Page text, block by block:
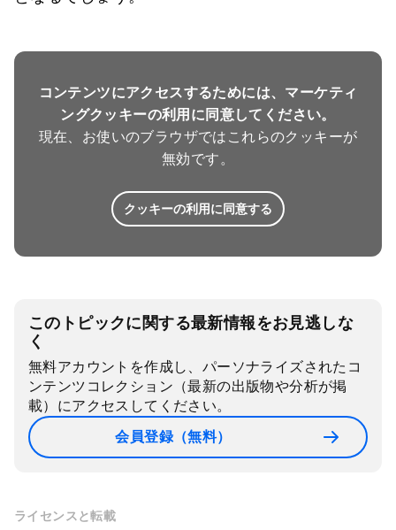
コンテンツにアクセスするためには、マーケティ
ングクッキーの利用に同意してください。
現在、お使いのブラウザではこれらのクッキーが
無効です。
クッキーの利用に同意する
このトピックに関する最新情報をお見逃しな
く
無料アカウントを作成し、パーソナライズされたコ
ンテンツコレクション（最新の出版物や分析が掲
載）にアクセスしてください。
会員登録（無料）
ライセンスと転載